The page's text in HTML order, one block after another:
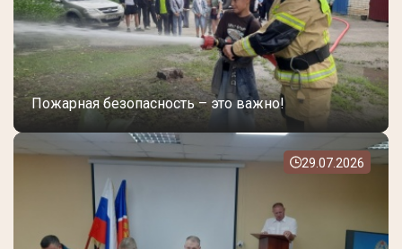
Пожарная безопасность – это важно!
29.07.2026